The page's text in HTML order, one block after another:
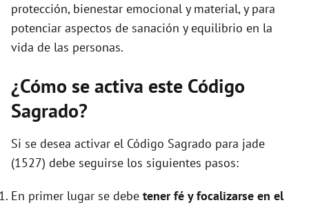
protección, bienestar emocional y material, y para
potenciar aspectos de sanación y equilibrio en la
vida de las personas.
¿Cómo se activa este Código
Sagrado?
Si se desea activar el Código Sagrado para jade
(1527) debe seguirse los siguientes pasos:
En primer lugar se debe tener fé y focalizarse en el